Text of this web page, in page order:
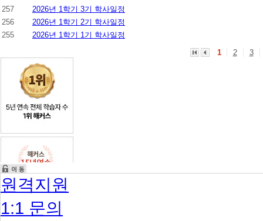
257
2026년 1학기 3기 학사일정
256
2026년 1학기 2기 학사일정
255
2026년 1학기 1기 학사일정
1
2 3
원격지원
1:1 문의